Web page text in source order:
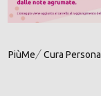
PiùMe Cura Persona